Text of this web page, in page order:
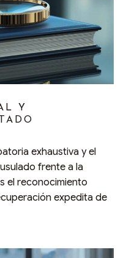
Y
exhaustiva y el
frente a la
el reconocimiento
expedita de